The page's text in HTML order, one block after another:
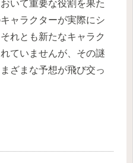
いて重要な役割を果た
ャラクターが実際にシ
れとも新たなキャラク
ていませんが、その謎
ざまな予想が飛び交っ